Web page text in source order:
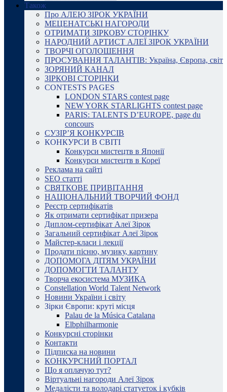
Також
Про АЛЕЮ ЗІРОК УКРАЇНИ
МЕЦЕНАТСЬКІ НАГОРОДИ
ОТРИМАТИ ЗІРКОВУ СТОРІНКУ
НАРОДНИЙ АРТИСТ АЛЕЇ ЗІРОК УКРАЇНИ
ТВОРЧІ ОГОЛОШЕННЯ
ПРОСУВАННЯ ТАЛАНТІВ: Україна, Європа, світ
ЗОРЯНИЙ КАНАЛ
ЗІРКОВІ СТОРІНКИ
CONTESTS PAGES
LONDON STARS contest page
NEW YORK STARLIGHTS contest page
PARIS: TALENTS D’EUROPE, page du
concours
СУЗІР’Я КОНКУРСІВ
КОНКУРСИ В СВІТІ
Конкурси мистецтв в Японії
Конкурси мистецтв в Кореї
Реклама на сайті
SEO статті
СВЯТКОВЕ ПРИВІТАННЯ
НАЦІОНАЛЬНИЙ ТВОРЧИЙ ФОНД
Реєстр сертифікатів
Як отримати сертифікат призера
Диплом-сертифікат Алеї Зірок
Загальний сертифікат Алеї Зірок
Майстер-класи і лекції
Продати пісню, музику, картину
ДОПОМОГА ДІТЯМ УКРАЇНИ
ДОПОМОГТИ ТАЛАНТУ
Творча екосистема МУЗИКА
Constellation World Talent Network
Новини України і світу
Зірки Європи: круті місця
Palau de la Música Catalana
Elbphilharmonie
Конкурсні сторінки
Контакти
Підписка на новини
КОНКУРСНИЙ ПОРТАЛ
Що я оплачую тут?
Віртуальні нагороди Алеї Зірок
Медалісти та володарі статуеток і кубків